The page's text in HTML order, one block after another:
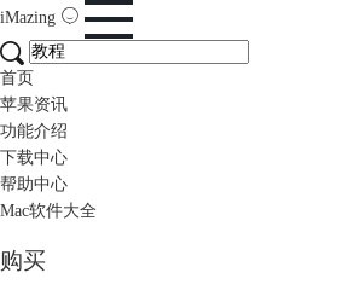
iMazing
首页
苹果资讯
功能介绍
下载中心
帮助中心
Mac软件大全
购买